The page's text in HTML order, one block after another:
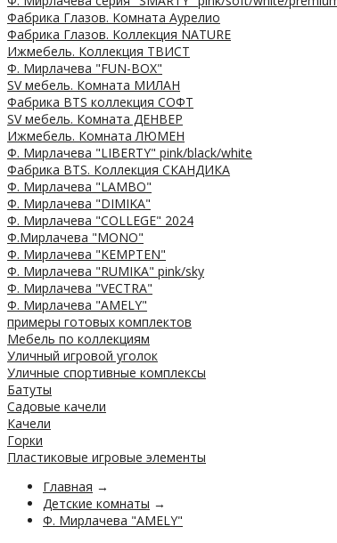
Фабрика Глазов. Комната Аурелио
Фабрика Глазов. Коллекция NATURE
Ижмебель. Коллекция ТВИСТ
Ф. Мирлачева "FUN-BOX"
SV мебель. Комната МИЛАН
Фабрика BTS коллекция СОФТ
SV мебель. Комната ДЕНВЕР
Ижмебель. Комната ЛЮМЕН
Ф. Мирлачева "LIBERTY" pink/black/white
Фабрика BTS. Коллекция СКАНДИКА
Ф. Мирлачева "LAMBO"
Ф. Мирлачева "DIMIKA"
Ф. Мирлачева "COLLEGE" 2024
Ф.Мирлачева "MONO"
Ф. Мирлачева "KEMPTEN"
Ф. Мирлачева "RUMIKA" pink/sky
Ф. Мирлачева "VECTRA"
Ф. Мирлачева "AMELY"
примеры готовых комплектов
Мебель по коллекциям
Уличный игровой уголок
Уличные спортивные комплексы
Батуты
Садовые качели
Качели
Горки
Пластиковые игровые элементы
Главная →
Детские комнаты →
Ф. Мирлачева "AMELY"